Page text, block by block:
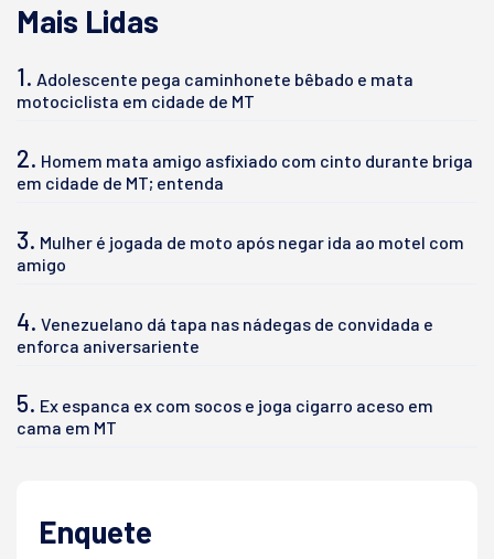
Mais Lidas
1. Adolescente pega caminhonete bêbado e mata
motociclista em cidade de MT
2. Homem mata amigo asfixiado com cinto durante briga
em cidade de MT; entenda
3. Mulher é jogada de moto após negar ida ao motel com
amigo
4. Venezuelano dá tapa nas nádegas de convidada e
enforca aniversariente
5. Ex espanca ex com socos e joga cigarro aceso em
cama em MT
Enquete